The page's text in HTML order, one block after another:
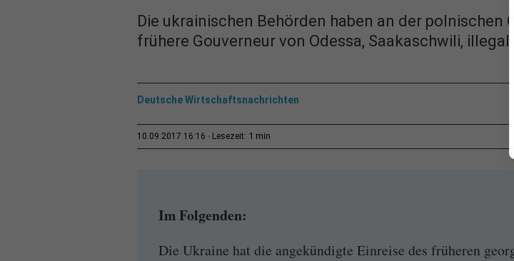
Die ukrainischen Behörden haben an der polnischen
frühere Gouverneur von Odessa, Saakaschwili, illegal
Deutsche Wirtschaftsnachrichten
10.09.2017 16:16 Lesezeit: 1 min
Im Folgenden:
Die Ukraine hat die angekündigte Einreise des früheren